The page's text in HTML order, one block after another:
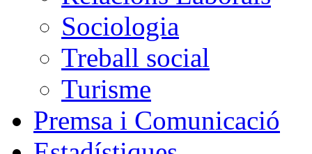
Sociologia
Treball social
Turisme
Premsa i Comunicació